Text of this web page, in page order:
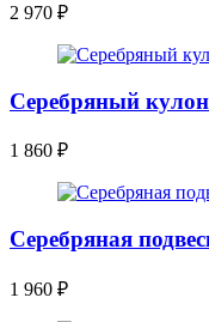
2 970 ₽
Серебряный
1 860 ₽
Серебряная
1 960 ₽